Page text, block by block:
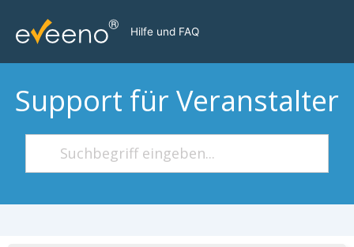
Inhalt
springen
Hilfe und FAQ
Support für Veranstalter